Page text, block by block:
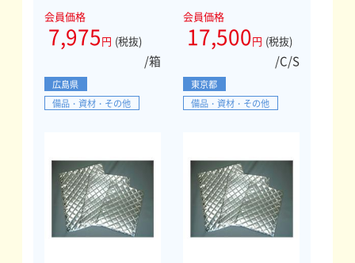
会員価格
7,975円 (税抜)
/箱
広島県
備品・資材・その他
会員価格
17,500円 (税抜)
/C/S
東京都
備品・資材・その他